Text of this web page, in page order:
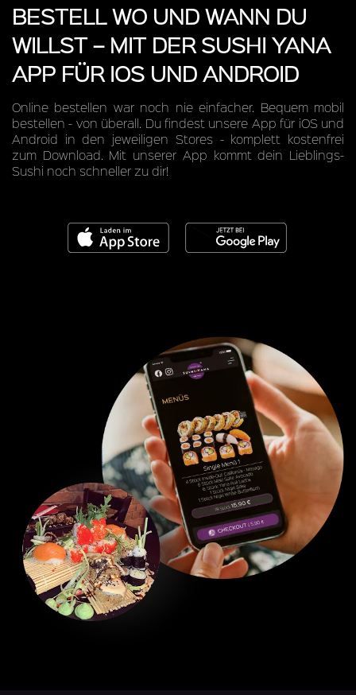
BESTELL WO UND WANN DU
WILLST – MIT DER SUSHI YANA
APP FÜR IOS UND ANDROID
Online bestellen war noch nie einfacher. Bequem mobil
bestellen - von überall. Du findest unsere App für iOS und
Android in den jeweiligen Stores - komplett kostenfrei
zum Download. Mit unserer App kommt dein Lieblings-
Sushi noch schneller zu dir!